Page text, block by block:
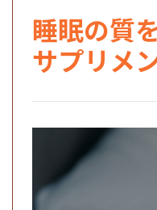
睡眠の質
サプリメ